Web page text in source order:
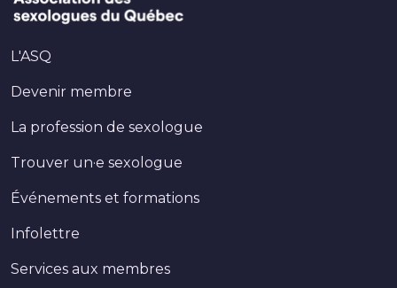
L'ASQ
Devenir membre
La profession de sexologue
Trouver un·e sexologue
Événements et formations
Infolettre
Services aux membres